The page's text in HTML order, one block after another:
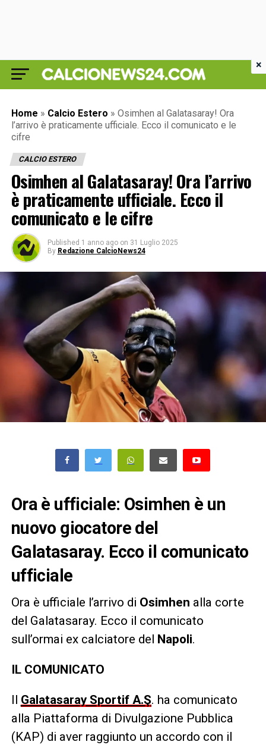
Home » Calcio Estero » Osimhen al Galatasaray! Ora
l’arrivo è praticamente ufficiale. Ecco il comunicato e le
cifre
CALCIO ESTERO
Osimhen al Galatasaray! Ora l’arrivo
è praticamente ufficiale. Ecco il
comunicato e le cifre
Published 1 anno ago on 31 Luglio 2025
By Redazione CalcioNews24
Ora è ufficiale: Osimhen è un
nuovo giocatore del
Galatasaray. Ecco il comunicato
ufficiale
Ora è ufficiale l’arrivo di Osimhen alla corte
del Galatasaray. Ecco il comunicato
sull’ormai ex calciatore del Napoli.
IL COMUNICATO
Il Galatasaray Sportif A.Ş. ha comunicato
alla Piattaforma di Divulgazione Pubblica
(KAP) di aver raggiunto un accordo con il
×